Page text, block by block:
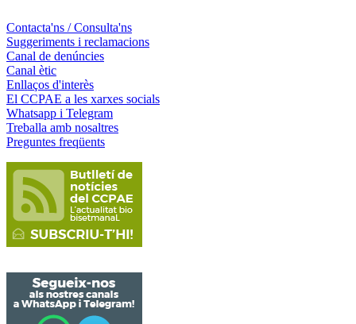
Contacta'ns / Consulta'ns
Suggeriments i reclamacions
Canal de denúncies
Canal ètic
Enllaços d'interès
El CCPAE a les xarxes socials
Whatsapp i Telegram
Treballa amb nosaltres
Preguntes freqüents